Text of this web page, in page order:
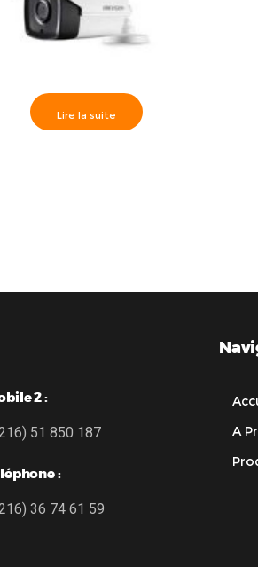
Lire la suite
2 :
51 850 187
:
36 74 61 59
A